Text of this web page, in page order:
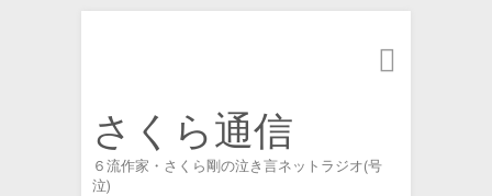
さくら通信
６流作家・さくら剛の泣き言ネットラジオ(号
泣)